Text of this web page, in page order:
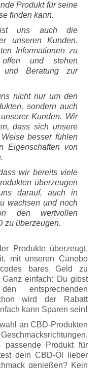
Produkt für seine
finden kann.
ist uns auch die
unseren Kunden.
Informationen zu
offen und stehen
und Beratung zur
nicht nur um den
sondern auch
Kunden. Wir
dass sich unsere
besser fühlen
Eigenschaften von
wir bereits viele
überzeugen
darauf, auch in
wachsen und noch
den wertvollen
zu überzeugen.
Produkte überzeugt,
mit unseren Canobo
bares Geld zu
einfach: Du gibst
entsprechenden
wird der Rabatt
kann Sparen sein!
an CBD-Produkten
Produkt für
dein CBD-Öl lieber
genießen? Kein